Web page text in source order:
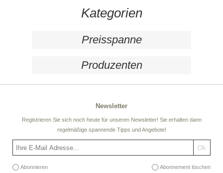
Kategorien
Preisspanne
Produzenten
Newsletter
Registrieren Sie sich noch heute für unseren Newsletter! Sie erhalten dann
regelmäßige spannende Tipps und Angebote!
Abonnieren Abonnement löschen